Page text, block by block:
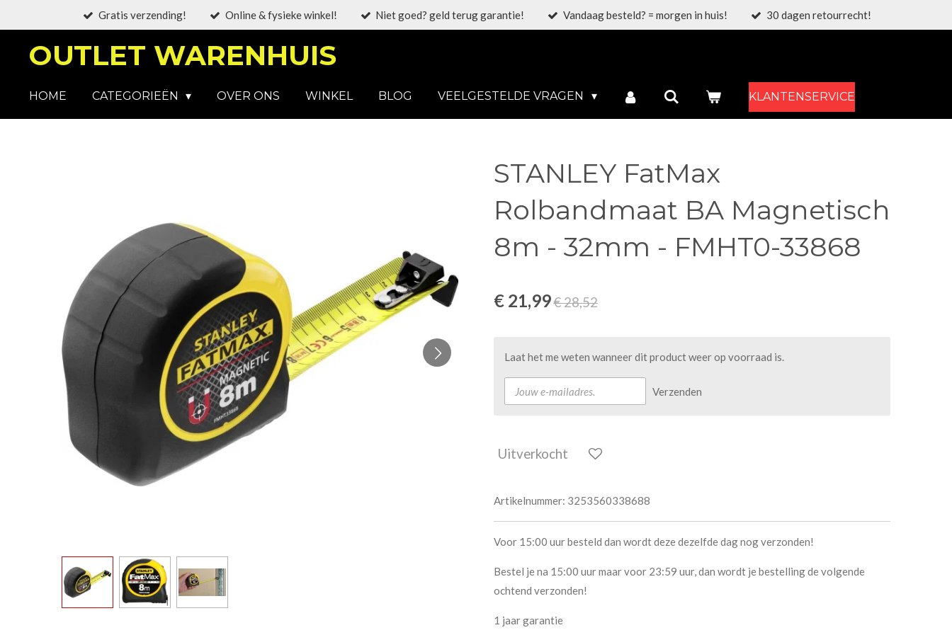
hoofdinhoud
Gratis verzending! Online & fysieke winkel! Niet goed? geld terug garantie! Vandaag besteld? = morgen in huis! 30 dagen retourrecht!
OUTLET WARENHUIS
HOME CATEGORIEËN OVER ONS WINKEL BLOG VEELGESTELDE VRAGEN KLANTENSERVICE
STANLEY FatMax
Rolbandmaat BA Magnetisch
8m - 32mm - FMHT0-33868
€ 21,99€ 28,52
Laat het me weten wanneer dit product weer op voorraad is.
Verzenden
Uitverkocht
Artikelnummer: 3253560338688
Voor 15:00 uur besteld dan wordt deze dezelfde dag nog verzonden!
Bestel je na 15:00 uur maar voor 23:59 uur, dan wordt je bestelling de volgende
ochtend verzonden!
1 jaar garantie